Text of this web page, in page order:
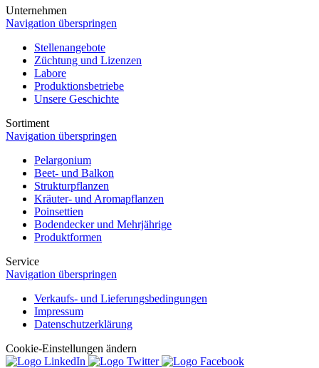
Unternehmen
Navigation überspringen
Stellenangebote
Züchtung und Lizenzen
Labore
Produktionsbetriebe
Unsere Geschichte
Sortiment
Navigation überspringen
Pelargonium
Beet- und Balkon
Strukturpflanzen
Kräuter- und Aromapflanzen
Poinsettien
Bodendecker und Mehrjährige
Produktformen
Service
Navigation überspringen
Verkaufs- und Lieferungsbedingungen
Impressum
Datenschutzerklärung
Cookie-Einstellungen ändern